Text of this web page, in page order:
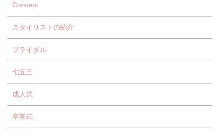
Concept
スタイリストの紹介
ブライダル
七五三
成人式
卒業式